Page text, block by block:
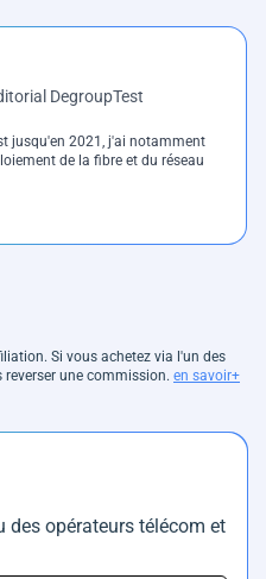
DegroupTest
jusqu'en 2021, j'ai notamment
de la fibre et du réseau
Si vous achetez via l'un des
une commission. en savoir+
des opérateurs télécom et